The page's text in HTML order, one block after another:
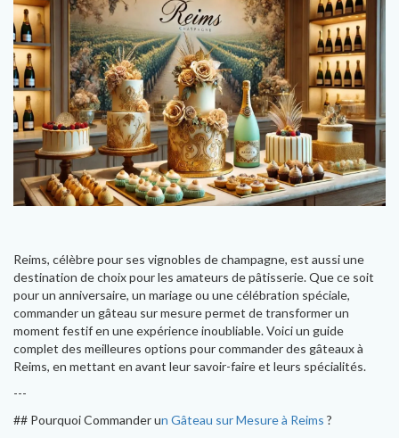
Reims, célèbre pour ses vignobles de champagne, est aussi une
destination de choix pour les amateurs de pâtisserie. Que ce soit
pour un anniversaire, un mariage ou une célébration spéciale,
commander un gâteau sur mesure permet de transformer un
moment festif en une expérience inoubliable. Voici un guide
complet des meilleures options pour commander des gâteaux à
Reims, en mettant en avant leur savoir-faire et leurs spécialités.
---
## Pourquoi Commander un Gâteau sur Mesure à Reims ?